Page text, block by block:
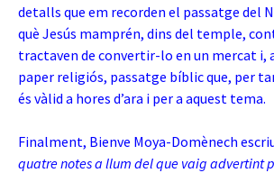
detalls que em recorden el passatge del
què Jesús mamprén, dins del temple,
tractaven de convertir-lo en un mercat i,
paper religiós, passatge bíblic que, per
és vàlid a hores d’ara i per a aquest tema.
Finalment, Bienve Moya-Domènech
quatre notes a llum del que vaig advertint